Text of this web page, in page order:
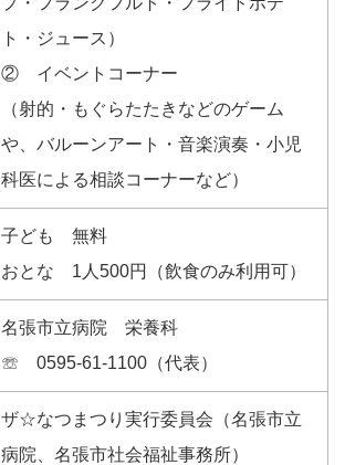
ト・ジュース）
② イベントコーナー
（射的・もぐらたたきなどのゲーム
や、バルーンアート・音楽演奏・小児
科医による相談コーナーなど）
子ども 無料
おとな 1人500円（飲食のみ利用可）
名張市立病院 栄養科
☏ 0595-61-1100（代表）
ザ☆なつまつり実行委員会（名張市立
病院、名張市社会福祉事務所）